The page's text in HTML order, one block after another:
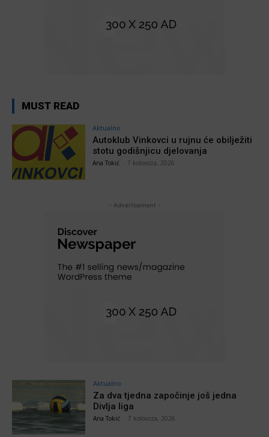
MUST READ
Aktualno
Autoklub Vinkovci u rujnu će obilježiti
stotu godišnjicu djelovanja
Ana Tokić 7 kolovoza, 2026
- Advertisement -
Aktualno
Za dva tjedna započinje još jedna
Divlja liga
Ana Tokić 7 kolovoza, 2026